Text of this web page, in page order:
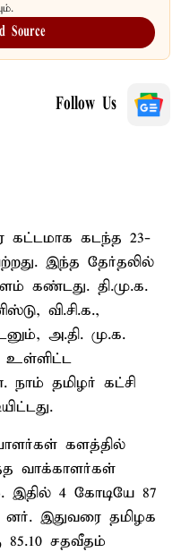
Source
Follow Us
கட்டமாக கடந்த 23-
இந்த தேர்தலில்
கண்டது. தி.மு.க.
வி.சி.க.,
அ.தி. மு.க.
உள்ளிட்ட
நாம் தமிழர் கட்சி
களத்தில்
வாக்காளர்கள்
இதில் 4 கோடியே 87
னர். இதுவரை தமிழக
சதவீதம்